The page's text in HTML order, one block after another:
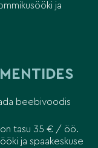
ja
beebivoodis
on tasu 35 € / öö.
ja spaakeskuse